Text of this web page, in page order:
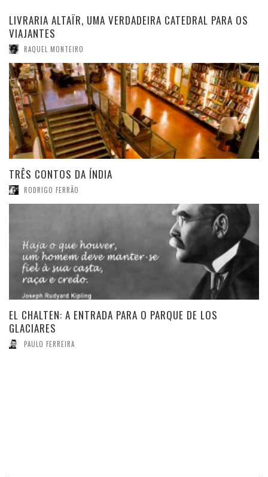
Capa da edição portuguesa.
NA PATAGÔNIA
de Bruce Chatwin
Edição:Dezembro 1988
Páginas:
Editor:Companhia das Letras
ISBN:9788535907940
LIVRARIA ALTAÏR, UMA VERDADEIRA CATEDRAL PARA OS
VIAJANTES
RAQUEL MONTEIRO
TRÊS CONTOS DA ÍNDIA
RODRIGO FERRÃO
EL CHALTEN: A ENTRADA PARA O PARQUE DE LOS
GLACIARES
PAULO FERREIRA